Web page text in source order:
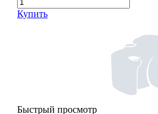
Купить
Быстрый просмотр